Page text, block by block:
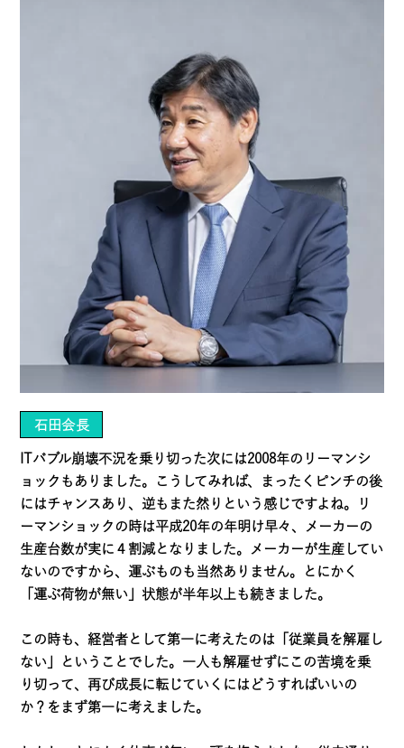
石田会長
ITバブル崩壊不況を乗り切った次には2008年のリーマンシ
ョックもありました。こうしてみれば、まったくピンチの後
にはチャンスあり、逆もまた然りという感じですよね。リ
ーマンショックの時は平成20年の年明け早々、メーカーの
生産台数が実に４割減となりました。メーカーが生産してい
ないのですから、運ぶものも当然ありません。とにかく
「運ぶ荷物が無い」状態が半年以上も続きました。
この時も、経営者として第一に考えたのは「従業員を解雇し
ない」ということでした。一人も解雇せずにこの苦境を乗
り切って、再び成長に転じていくにはどうすればいいの
か？をまず第一に考えました。